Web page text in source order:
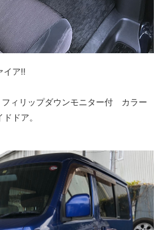
イア‼️
ィリップダウンモニター付 カラー
ドア。